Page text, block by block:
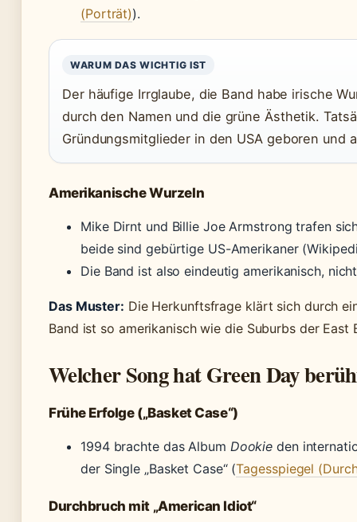
(Porträt)).
WARUM DAS WICHTIG IST
Der häufige Irrglaube, die Band habe irische
durch den Namen und die grüne Ästhetik.
Gründungsmitglieder in den USA geboren und
Amerikanische Wurzeln
Mike Dirnt und Billie Joe Armstrong trafen
beide sind gebürtige US-Amerikaner
Die Band ist also eindeutig amerikanisch,
Das Muster: Die Herkunftsfrage klärt sich durch
Band ist so amerikanisch wie die Suburbs der East
Welcher Song hat Green Day
Frühe Erfolge („Basket Case“)
1994 brachte das Album Dookie den
der Single „Basket Case“ (Tagesspiegel
Durchbruch mit „American Idiot“